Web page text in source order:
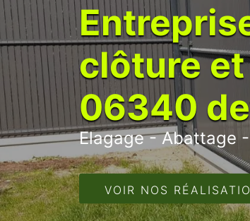
clôture
06340
Elagage - Abattage
VOIR NOS